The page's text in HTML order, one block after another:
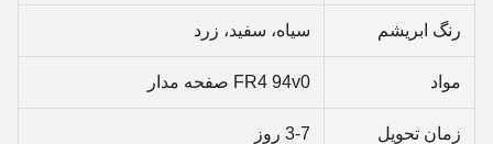
رنگ ابریشم سیاه، سفید، زرد
مواد FR4 94v0 صفحه مدار
زمان تحویل 3-7 روز